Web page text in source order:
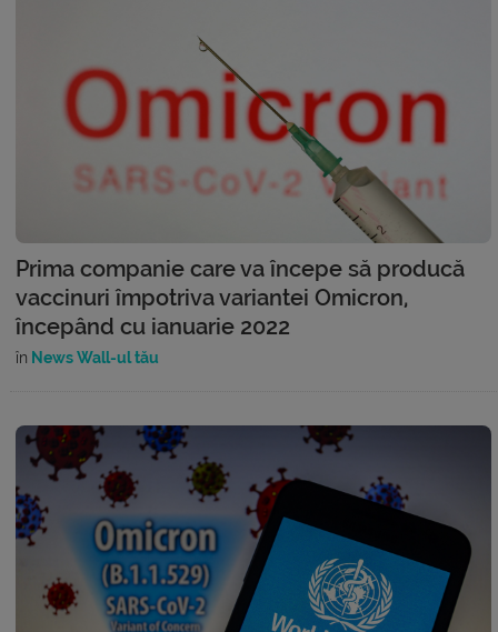
Prima companie care va începe să producă
vaccinuri împotriva variantei Omicron,
începând cu ianuarie 2022
în News Wall-ul tău